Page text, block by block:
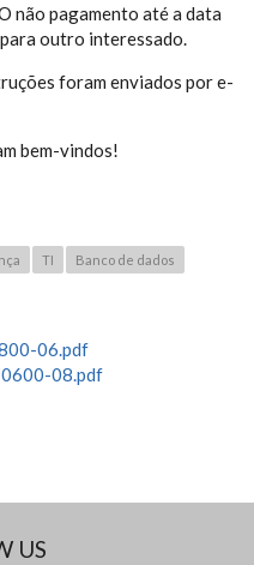
não pagamento até a data
outro interessado.
foram enviados por e-
bem-vindos!
TI Banco de dados
06.pdf
08.pdf
US